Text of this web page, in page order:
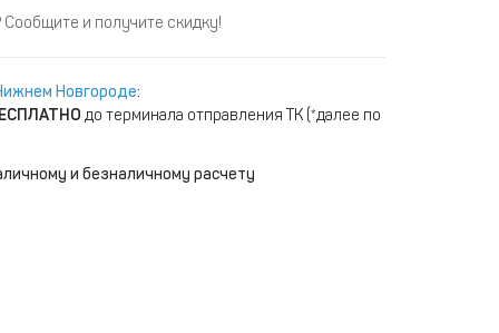
и получите скидку!
Новгороде:
до терминала отправления ТК (*далее по
и безналичному расчету